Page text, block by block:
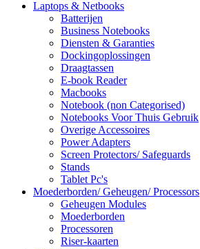
Laptops & Netbooks
Batterijen
Business Notebooks
Diensten & Garanties
Dockingoplossingen
Draagtassen
E-book Reader
Macbooks
Notebook (non Categorised)
Notebooks Voor Thuis Gebruik
Overige Accessoires
Power Adapters
Screen Protectors/ Safeguards
Stands
Tablet Pc's
Moederborden/ Geheugen/ Processors
Geheugen Modules
Moederborden
Processoren
Riser-kaarten